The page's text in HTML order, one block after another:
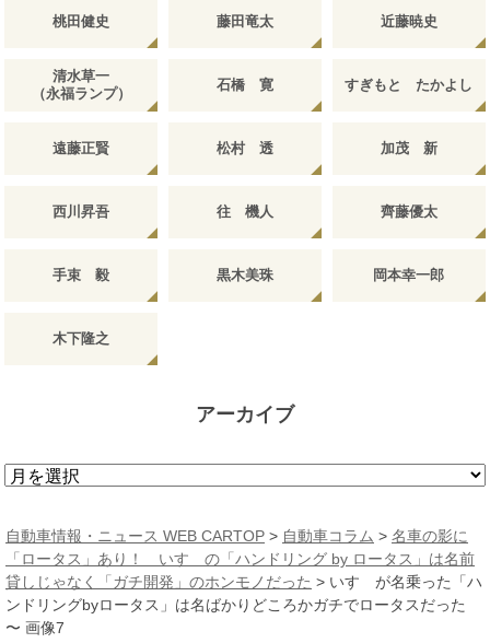
桃田健史 藤田竜太 近藤暁史
清水草一
（永福ランプ）
石橋 寛 すぎもと たかよし
遠藤正賢 松村 透 加茂 新
西川昇吾 往 機人 齊藤優太
手束 毅 黒木美珠 岡本幸一郎
木下隆之
アーカイブ
ア
カ
イ
ブ
自動車情報・ニュース WEB CARTOP > 自動車コラム > 名車の影に
「ロータス」あり！ いすゞの「ハンドリング by ロータス」は名前
貸しじゃなく「ガチ開発」のホンモノだった > いすゞが名乗った「ハ
ンドリングbyロータス」は名ばかりどころかガチでロータスだった
〜 画像7